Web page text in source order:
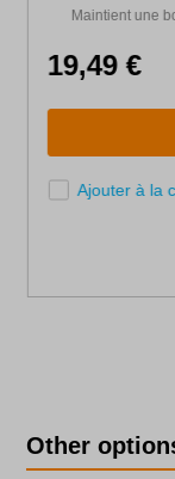
Maintient une
19,49 €
Ajouter à la
Skip product
Other